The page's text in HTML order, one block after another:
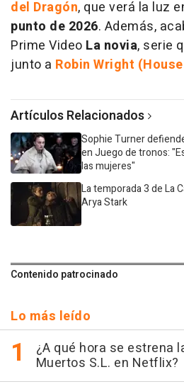
del Dragón, que verá la luz
punto de 2026. Además,
Prime Video La novia, serie
junto a Robin Wright
Artículos Relacionados
Sophie Turner
en Juego de tronos:
las mujeres"
La temporada 3 de La
Arya Stark
Contenido patrocinado
Lo más leído
¿A qué hora se estrena
Muertos S.L. en Netflix?